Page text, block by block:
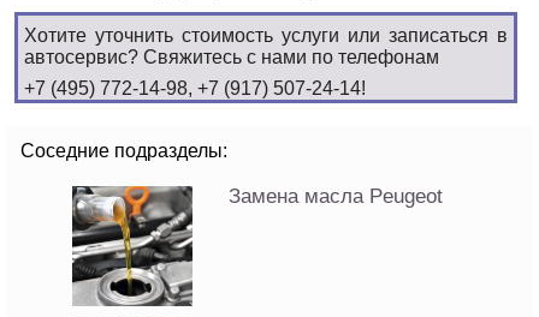
Хотите уточнить стоимость услуги или записаться в
автосервис? Свяжитесь с нами по телефонам
+7 (495) 772-14-98, +7 (917) 507-24-14!
Соседние подразделы:
Замена масла Peugeot